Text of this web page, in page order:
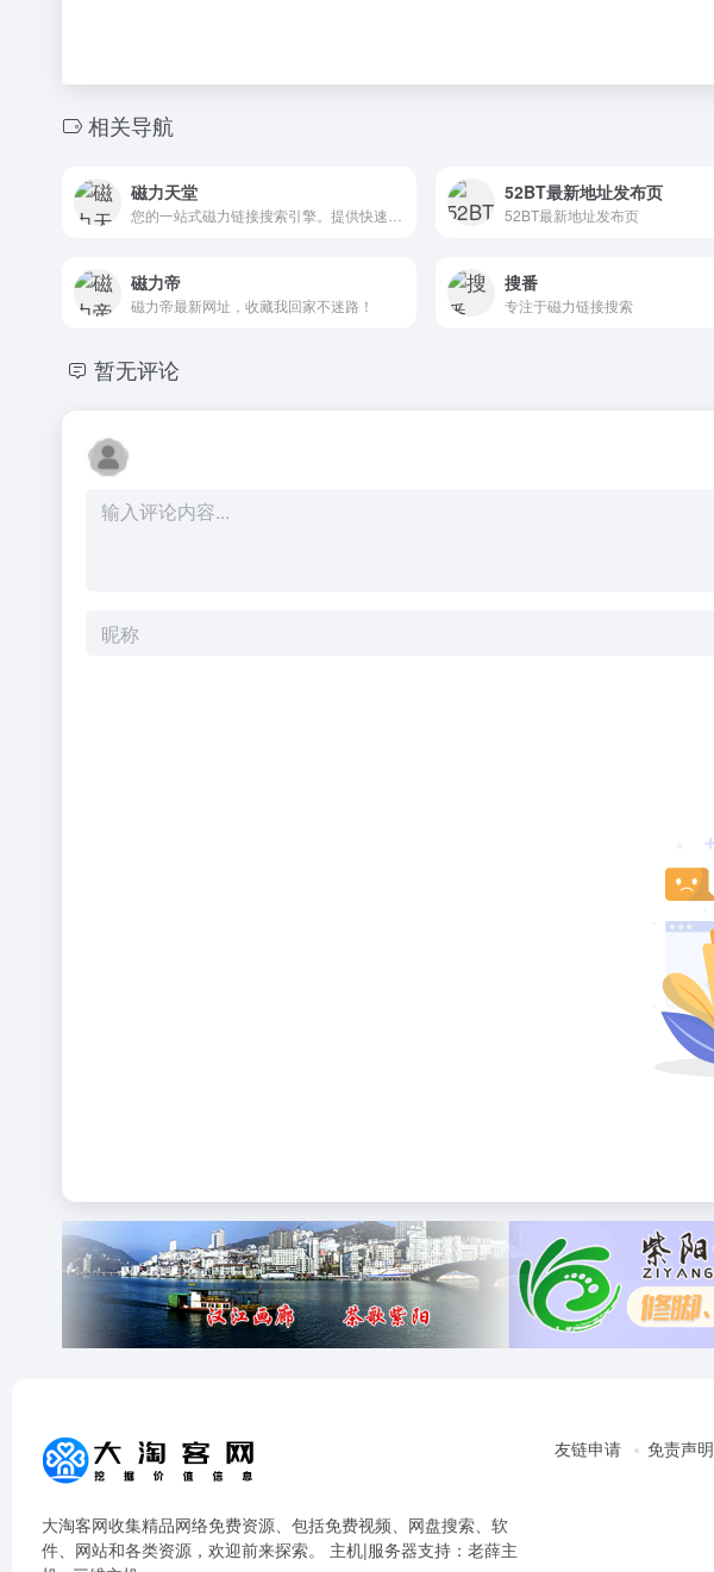
相关导航
磁力天堂 52BT最新地址发布页
52BT最新地址发布页
磁力帝
磁力帝最新网址，收藏我回家不迷路！
搜番
专注于磁力链接搜索
暂无评论
大淘客网收集精品网络免费资源、包括免费视频、网盘搜索、软
件、网站和各类资源，欢迎前来探索。 主机|服务器支持： 老薛主
友链申请 免责声明